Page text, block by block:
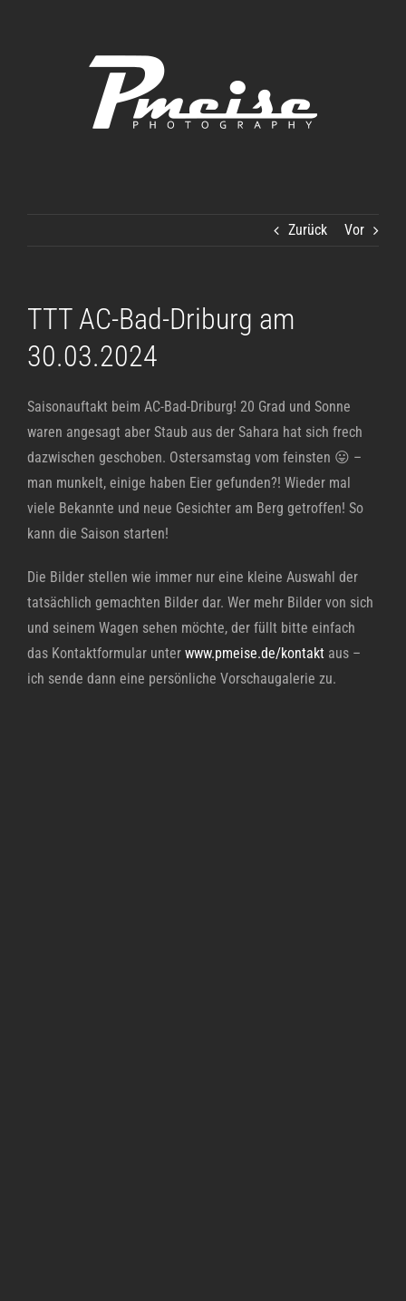
Zurück Vor
TTT AC-Bad-Driburg am
30.03.2024
Saisonauftakt beim AC-Bad-Driburg! 20 Grad und Sonne
waren angesagt aber Staub aus der Sahara hat sich frech
dazwischen geschoben. Ostersamstag vom feinsten 😛 –
man munkelt, einige haben Eier gefunden?! Wieder mal
viele Bekannte und neue Gesichter am Berg getroffen! So
kann die Saison starten!
Die Bilder stellen wie immer nur eine kleine Auswahl der
tatsächlich gemachten Bilder dar. Wer mehr Bilder von sich
und seinem Wagen sehen möchte, der füllt bitte einfach
das Kontaktformular unter www.pmeise.de/kontakt aus –
ich sende dann eine persönliche Vorschaugalerie zu.